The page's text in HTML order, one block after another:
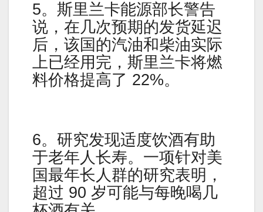
5。斯里兰卡能源部长警告
说，在几次预期的发货延迟
后，该国的汽油和柴油实际
上已经用完，斯里兰卡将燃
料价格提高了 22%。
6。研究发现适度饮酒有助
于老年人长寿。一项针对美
国最年长人群的研究表明，
超过 90 岁可能与每晚喝几